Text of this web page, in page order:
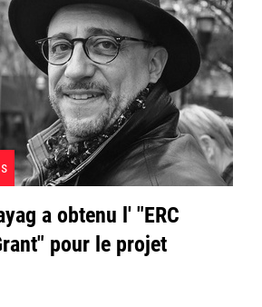
a obtenu l' "ERC
pour le projet